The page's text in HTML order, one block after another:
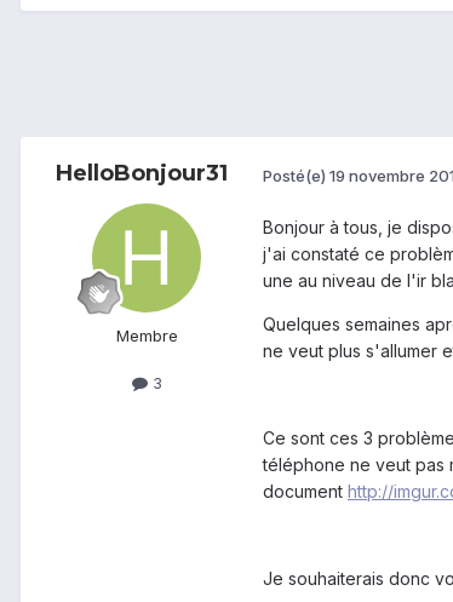
HelloBonjour31
Membre
3
Posté(e) 19 novembre
Bonjour à tous, je
j'ai constaté ce
une au niveau de l'ir
Quelques semaines
ne veut plus s'allumer
Ce sont ces 3
téléphone ne veut pas
document http://
Je souhaiterais donc